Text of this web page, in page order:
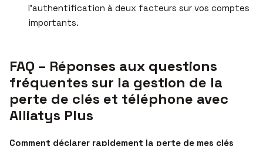
l’authentification à deux facteurs sur vos comptes
importants.
FAQ – Réponses aux questions
fréquentes sur la gestion de la
perte de clés et téléphone avec
Alliatys Plus
Comment déclarer rapidement la perte de mes clés